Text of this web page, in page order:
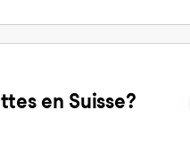
en Suisse?